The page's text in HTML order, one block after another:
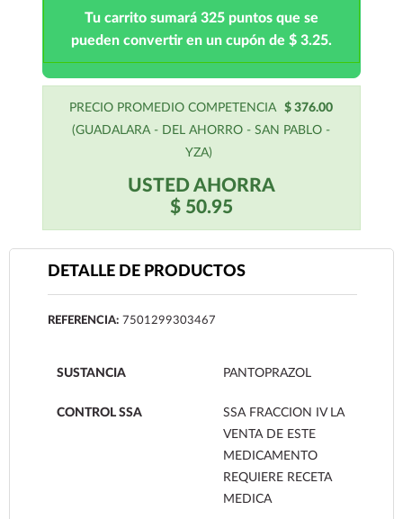
Tu carrito sumará 325 puntos que se
pueden convertir en un cupón de $ 3.25.
PRECIO PROMEDIO COMPETENCIA
$ 376.00
(GUADALARA - DEL AHORRO - SAN PABLO -
YZA)
USTED AHORRA
$ 50.95
DETALLE DE PRODUCTOS
REFERENCIA: 7501299303467
SUSTANCIA PANTOPRAZOL
CONTROL SSA
SSA FRACCION IV LA
VENTA DE ESTE
MEDICAMENTO
REQUIERE RECETA
MEDICA